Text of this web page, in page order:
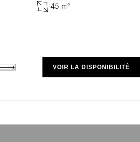
45 m²
VOIR LA DISPONIBILITÉ